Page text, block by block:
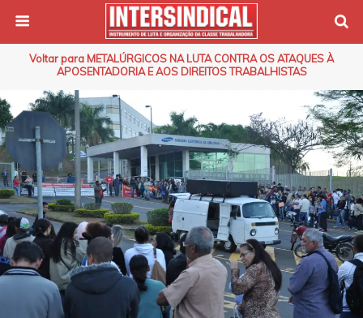
Voltar para METALÚRGICOS NA LUTA CONTRA OS ATAQUES À
APOSENTADORIA E AOS DIREITOS TRABALHISTAS